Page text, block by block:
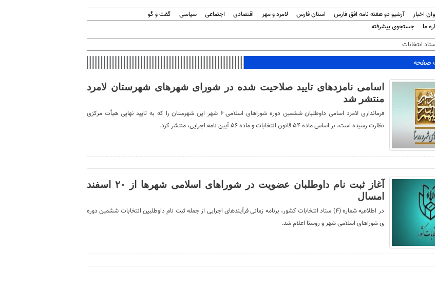
اخبار آرشیو دو هفته نامه افق فارس استان فارس لامرد و مهر اقتصادی اجتماعی سیاسی
گفت و گو
ما
جستجوی پیشرفته
انتخابات
صفحه
اسامی نامزدهای تایید صلاحیت شده در شورای شهرهای شهرستان لامرد
منتشر شد
فرمانداری لامرد اسامی داوطلبان ششمین دوره شوراهای اسلامی ۶ شهر این شهرستان را که به تایید نهایی هیأت مرکزی
نظارت رسیده است، بر اساس ماده ۵۴ قانون انتخابات و ماده ۵۶ آیین نامه اجرایی، منتشر کرد.
آغاز ثبت نام داوطلبان عضویت در شوراهای اسلامی شهرها از ۲۰ اسفند
امسال
در اطلاعیه شماره (۴) ستاد انتخابات کشور، برنامه زمانی فرآیندهای اجرایی از جمله ثبت نام داوطلبین انتخابات ششمین دوره
ی شوراهای اسلامی شهر و روستا اعلام شد.